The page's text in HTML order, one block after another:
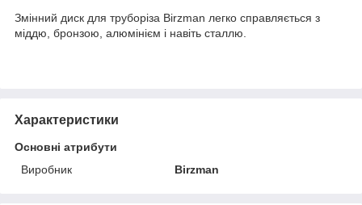
Змінний диск для труборіза Birzman легко справляється з
міддю, бронзою, алюмінієм і навіть сталлю.
Характеристики
Основні атрибути
Виробник
Birzman